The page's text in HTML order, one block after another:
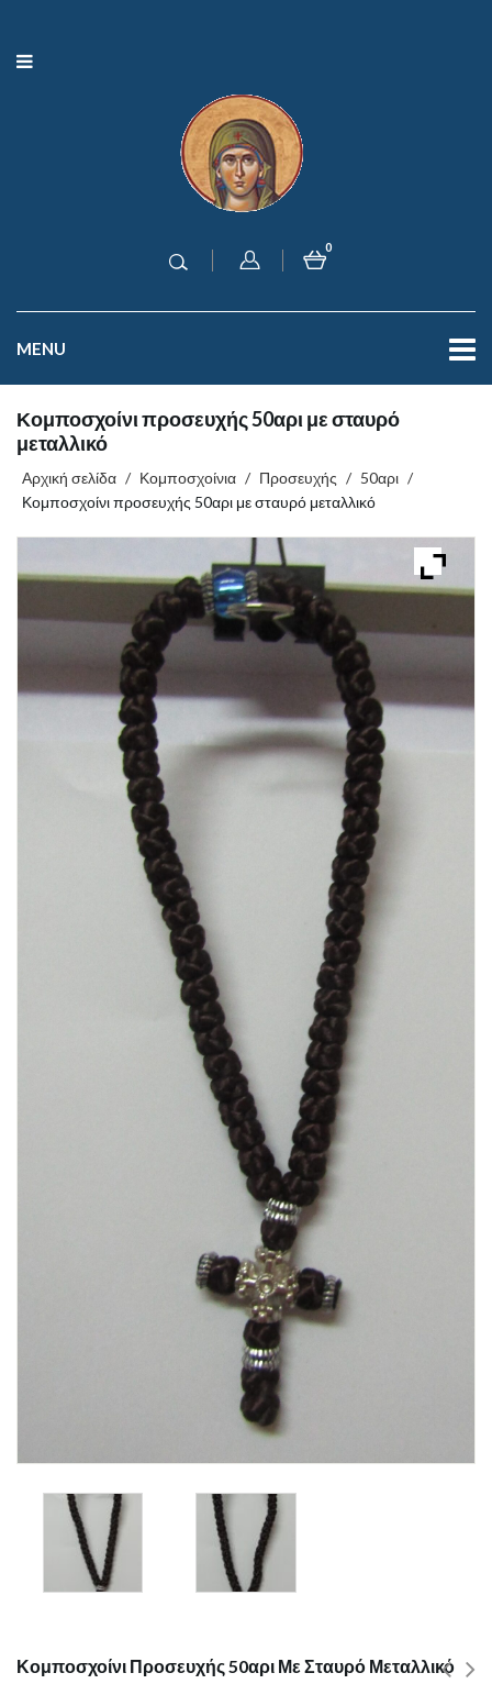
0
MENU
Κομποσχοίνι προσευχής 50αρι με σταυρό
μεταλλικό
Αρχική σελίδα / Κομποσχοίνια / Προσευχής / 50αρι /
Κομποσχοίνι προσευχής 50αρι με σταυρό μεταλλικό
Κομποσχοίνι Προσευχής 50αρι Με Σταυρό Μεταλλικό